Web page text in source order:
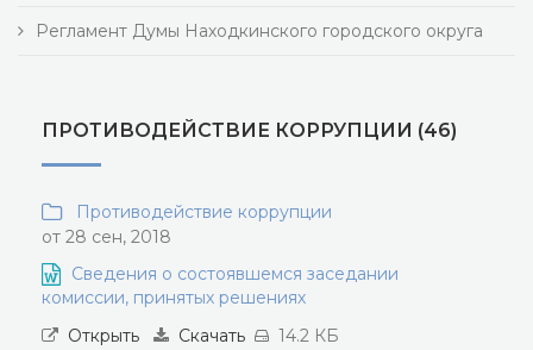
Регламент Думы Находкинского городского округа
ПРОТИВОДЕЙСТВИЕ КОРРУПЦИИ (46)
Противодействие коррупции
от 28 сен, 2018
Сведения о состоявшемся заседании
комиссии, принятых решениях
Открыть
Скачать 14.2 КБ